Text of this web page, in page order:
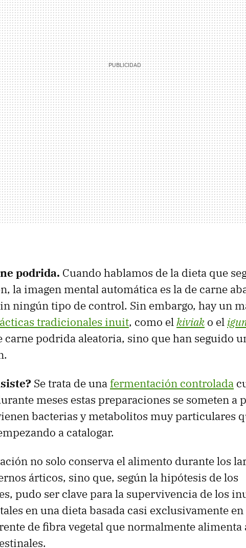
podrida. Cuando hablamos de la dieta que
la imagen mental automática es la de carne
ningún tipo de control. Sin embargo, hay un
tradicionales inuit, como elkiviak o el
podrida aleatoria, sino que han seguido
Se trata de una fermentación controlada
meses estas preparaciones se someten a
bacterias y metabolitos muy particulares
a catalogar.
no solo conserva el alimento durante los
árticos, sino que, según la hipótesis de los
pudo ser clave para la supervivencia de los
en una dieta basada casi exclusivamente
de fibra vegetal que normalmente alimenta